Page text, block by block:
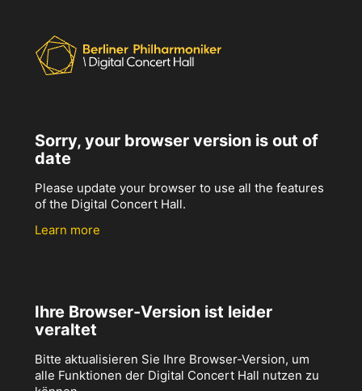
Sorry, your browser version is out of
date
Please update your browser to use all the features
of the Digital Concert Hall.
Learn more
Ihre Browser-Version ist leider
veraltet
Bitte aktualisieren Sie Ihre Browser-Version, um
alle Funktionen der Digital Concert Hall nutzen zu